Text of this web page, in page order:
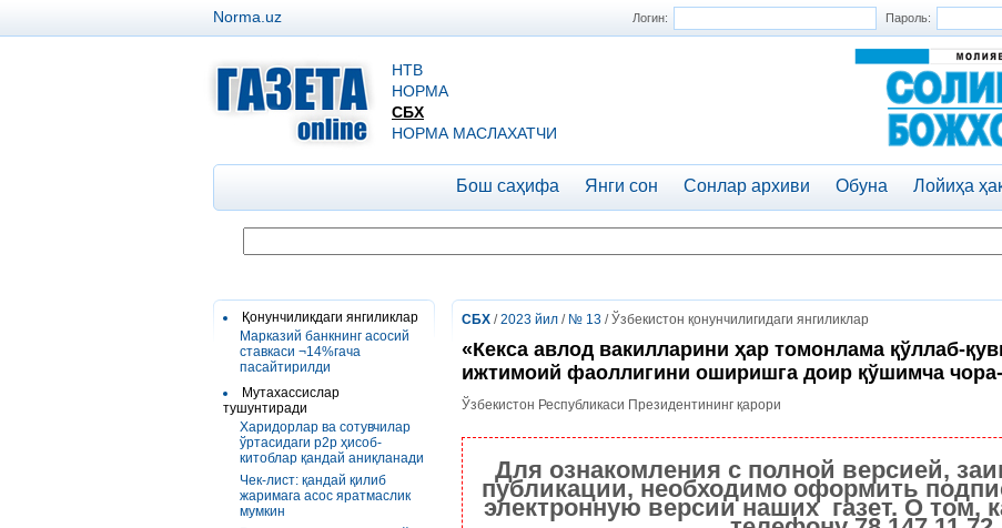
Логин: Пароль:
Norma.uz
НТВ
НОРМА
СБХ
НОРМА МАСЛАХАТЧИ
Бош саҳифа Янги сон Сонлар архиви Обуна Лойиҳа
Қонунчиликдаги янгиликлар
Марказий банкнинг асосий
ставкаси ¬14%гача
пасайтирилди
Мутахассислар
тушунтиради
Харидорлар ва сотувчилар
ўртасидаги р2р ҳисоб-
китоблар қандай аниқланади
Чек-лист: қандай қилиб
жаримага асос яратмаслик
мумкин
СБХ /2023 йил / № 13 / Ўзбекистон қонунчилигидаги янгиликлар
«Кекса авлод вакилларини ҳар томонлама қўллаб-
ижтимоий фаоллигини оширишга доир қўшимча чора-
Ўзбекистон Республикаси Президентининг қарори
Для ознакомления с полной версией,
публикации, необходимо оформить
электронную версии наших газет. О том,